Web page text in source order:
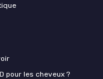
pour les cheveux ?